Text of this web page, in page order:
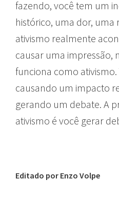
fazendo, você tem um
histórico, uma dor, uma
ativismo realmente
causar uma impressão,
funciona como ativismo.
causando um impacto
gerando um debate. A
ativismo é você gerar
Editado por Enzo Volpe